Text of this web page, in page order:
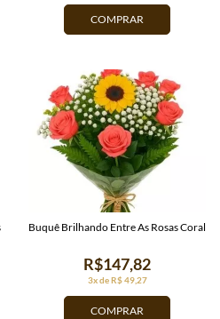
COMPRAR
COMPRAR
3x de R$ 49,27
R$147,82
Buquê Brilhando Entre As Rosas Coral